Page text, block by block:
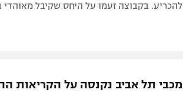
להכריע. בקבוצה זעמו על היחס שקיבל מאוהדי
מכבי תל אביב נקנסה על הקריאות